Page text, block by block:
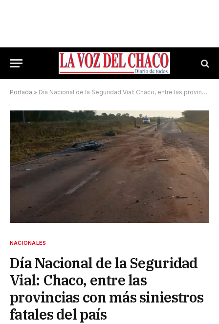
Portada » Día Nacional de la Seguridad Vial: Chaco, entre las provincias con más siniestros fatales del país
NACIONALES
Día Nacional de la Seguridad
Vial: Chaco, entre las
provincias con más siniestros
fatales del país